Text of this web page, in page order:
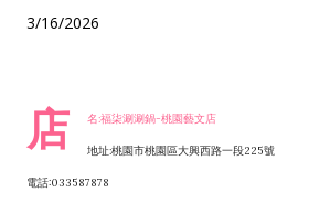
3/16/2026
店 名:福柒涮涮鍋-桃園藝文店
地址:桃園市桃園區大興西路一段225號
電話:033587878